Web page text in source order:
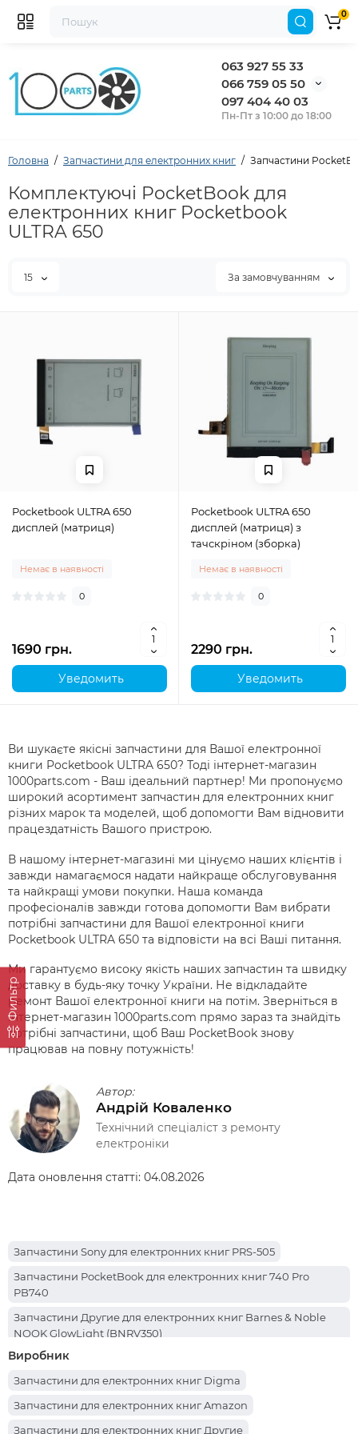
063 927 55 33
066 759 05 50
097 404 40 03
Пн-Пт з 10:00 до 18:00
0
Головна Запчастини для електронних книг Запчастини
Фильтр
Комплектуючі PocketBook для
електронних книг Pocketbook
ULTRA 650
15 За замовчуванням
Pocketbook ULTRA 650
дисплей (матриця)
Немає в наявності
0
1690 грн.
Уведомить
Pocketbook ULTRA 650
дисплей (матриця) з
тачскріном (зборка)
Немає в наявності
0
2290 грн.
Уведомить
Ви шукаєте якісні запчастини для Вашої електронної
книги Pocketbook ULTRA 650? Тоді інтернет-магазин
1000parts.com - Ваш ідеальний партнер! Ми пропонуємо
широкий асортимент запчастин для електронних книг
різних марок та моделей, щоб допомогти Вам відновити
працездатність Вашого пристрою.
В нашому інтернет-магазині ми цінуємо наших клієнтів і
завжди намагаємося надати найкраще обслуговування
та найкращі умови покупки. Наша команда
професіоналів завжди готова допомогти Вам вибрати
потрібні запчастини для Вашої електронної книги
Pocketbook ULTRA 650 та відповісти на всі Ваші питання.
Ми гарантуємо високу якість наших запчастин та швидку
доставку в будь-яку точку України. Не відкладайте
ремонт Вашої електронної книги на потім. Зверніться в
інтернет-магазин 1000parts.com прямо зараз та знайдіть
потрібні запчастини, щоб Ваш PocketBook знову
працював на повну потужність!
Автор:
Андрій Коваленко
Технічний спеціаліст з ремонту
електроніки
Дата оновлення статті: 04.08.2026
Запчастини Sony для електронних книг PRS-505
Запчастини PocketBook для електронних книг 740 Pro
PB740
Запчастини Другие для електронних книг Barnes & Noble
NOOK GlowLight (BNRV350)
Запчастини PocketBook для електронних книг 741 (PB741-N-
Виробник
Запчастини для електронних книг Digma
Запчастини для електронних книг Amazon
Запчастини для електронних книг Другие